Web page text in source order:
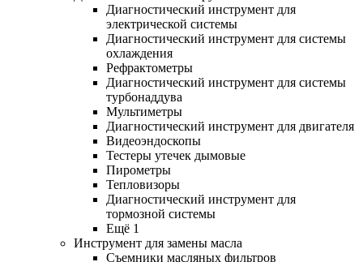
Диагностический инструмент для
электрической системы
Диагностический инструмент для системы
охлаждения
Рефрактометры
Диагностический инструмент для системы
турбонаддува
Мультиметры
Диагностический инструмент для двигателя
Видеоэндоскопы
Тестеры утечек дымовые
Пирометры
Тепловизоры
Диагностический инструмент для
тормозной системы
Ещё 1
Инструмент для замены масла
Съемники масляных фильтров